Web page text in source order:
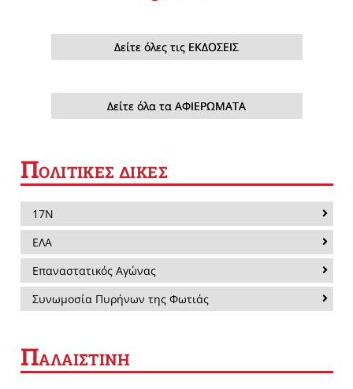
Δείτε όλες τις ΕΚΔΟΣΕΙΣ
Δείτε όλα τα ΑΦΙΕΡΩΜΑΤΑ
ΠΟΛΙΤΙΚΕΣ ΔΙΚΕΣ
17Ν
ΕΛΑ
Επαναστατικός Αγώνας
Συνωμοσία Πυρήνων της Φωτιάς
ΠΑΛΑΙΣΤΙΝΗ